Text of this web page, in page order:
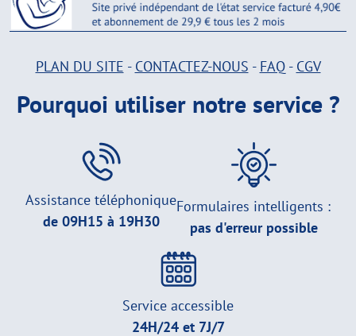
PLAN DU SITE - CONTACTEZ-NOUS - FAQ- CGV
Pourquoi utiliser notre service ?
Assistance téléphonique
de 09H15 à 19H30
Formulaires intelligents :
pas d'erreur possible
Service accessible
24H/24 et 7J/7